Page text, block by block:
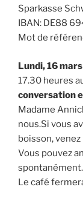
Sparkasse
IBAN: DE88
Mot de
Lundi, 16 mars
17.30 heures
conversation
Madame
nous.Si vous
boisson, venez
Vous pouvez
spontanément.
Le café